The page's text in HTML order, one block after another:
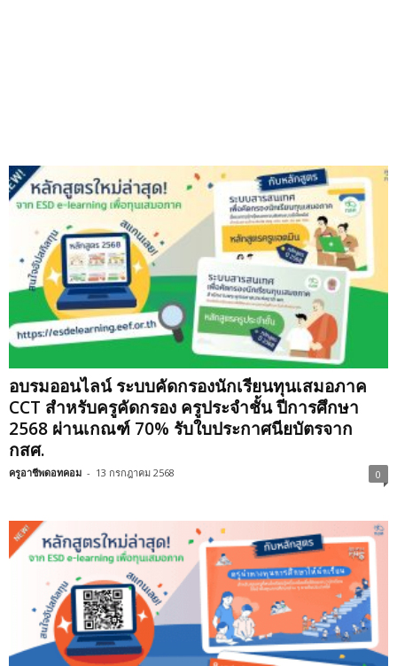
อบรมออนไลน์ ระบบคัดกรองนักเรียนทุนเสมอภาค
CCT สำหรับครูคัดกรอง ครูประจำชั้น ปีการศึกษา
2568 ผ่านเกณฑ์ 70% รับใบประกาศนียบัตรจาก
กสศ.
ครูอาชีพดอทคอม - 13 กรกฎาคม 2568 0